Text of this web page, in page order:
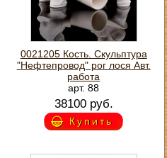
0021205 Кость. Скульптура
"Нефтепровод" рог лося Авт.
работа
арт. 88
38100 руб.
Купить